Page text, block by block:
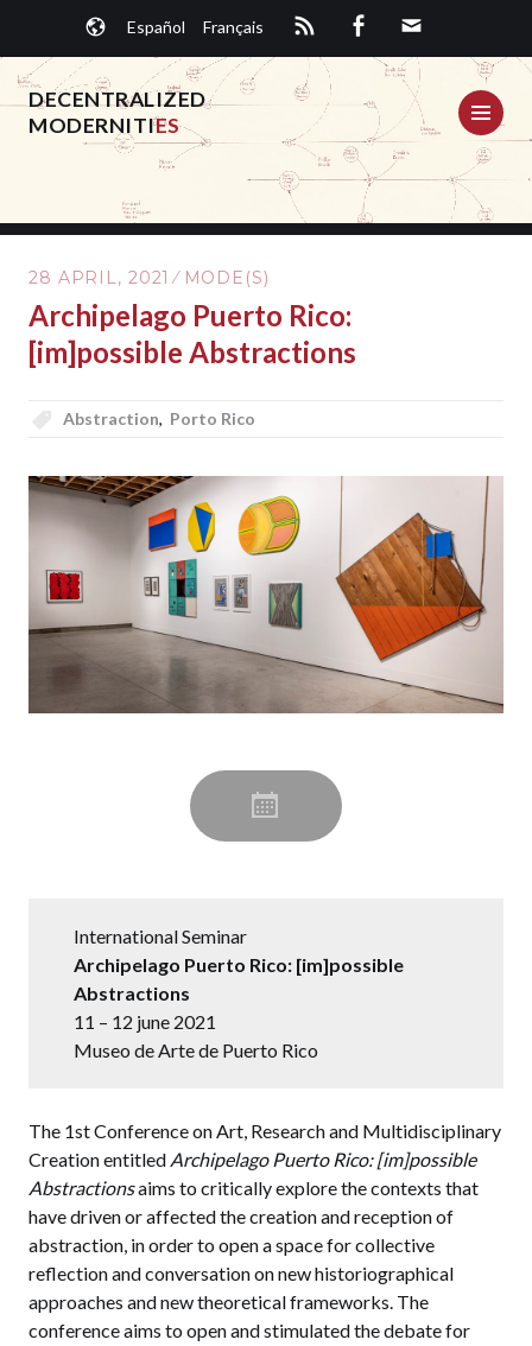
content
Español Français
DECENTRALIZED
MODERNITIES
28 APRIL, 2021 MODE(S)
Archipelago Puerto Rico:
[im]possible Abstractions
Abstraction, Porto Rico
International Seminar
Archipelago Puerto Rico: [im]possible
Abstractions
11 – 12 june 2021
Museo de Arte de Puerto Rico
The 1st Conference on Art, Research and Multidisciplinary
Creation entitled Archipelago Puerto Rico: [im]possible
Abstractionsaims to critically explore the contexts that
have driven or affected the creation and reception of
abstraction, in order to open a space for collective
reflection and conversation on new historiographical
approaches and new theoretical frameworks. The
conference aims to open and stimulated the debate for